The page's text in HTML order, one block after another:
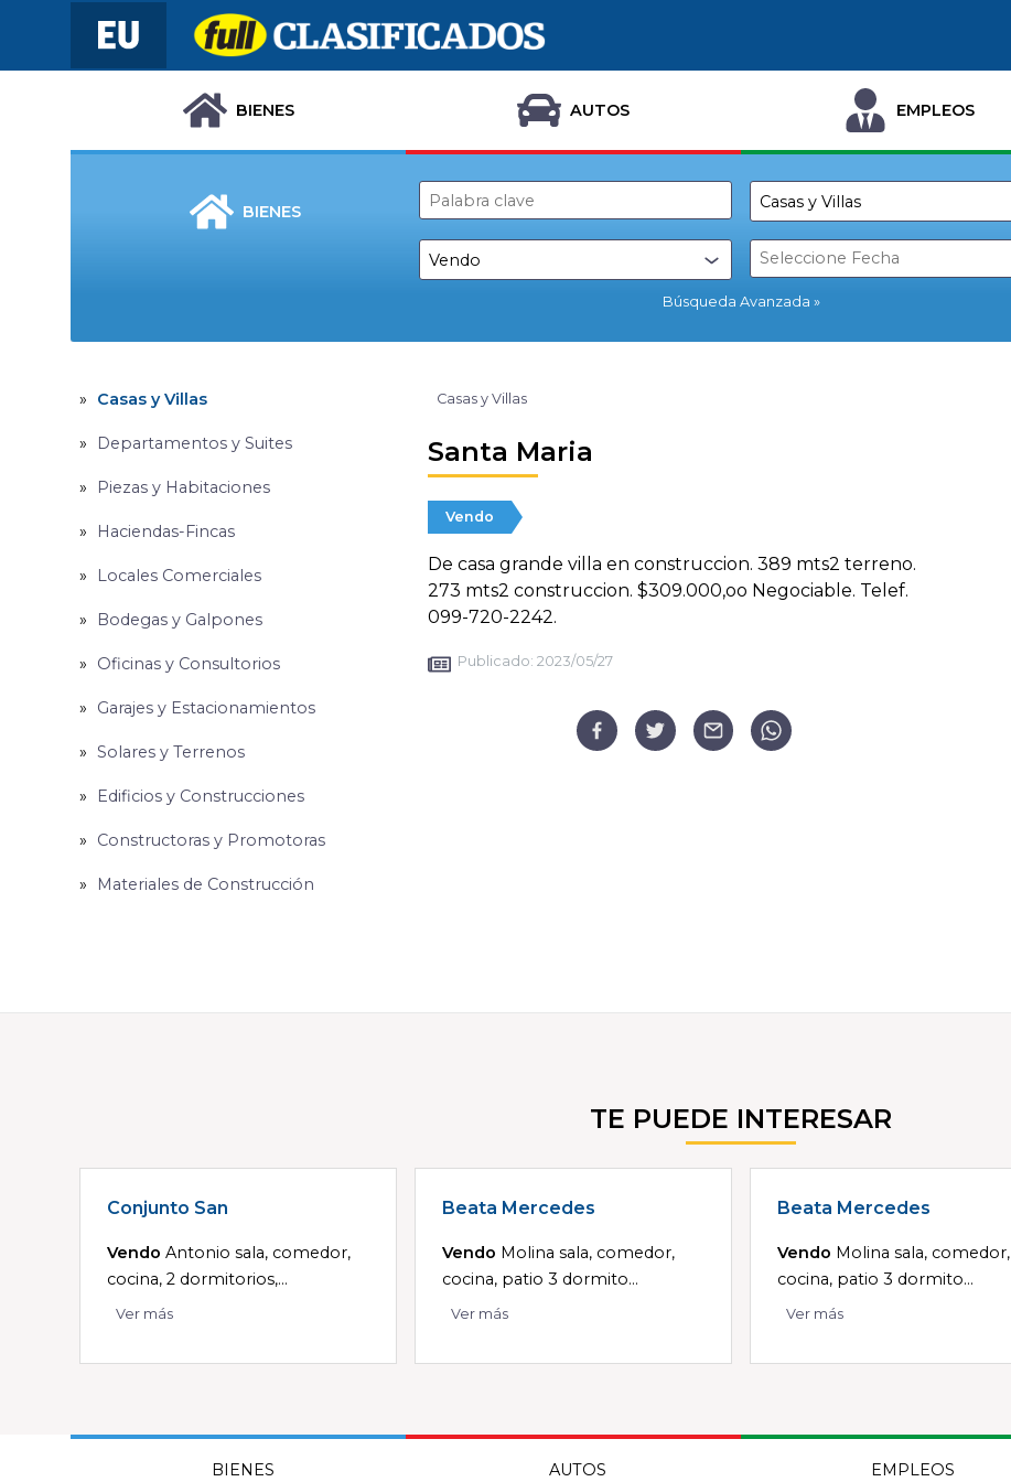
BIENES AUTOS EMPLEOS
BIENES
Búsqueda Avanzada
Casas y Villas
Departamentos y Suites
Piezas y Habitaciones
Haciendas-Fincas
Locales Comerciales
Bodegas y Galpones
Oficinas y Consultorios
Garajes y Estacionamientos
Solares y Terrenos
Edificios y Construcciones
Constructoras y Promotoras
Materiales de Construcción
Casas y Villas
Santa Maria
Vendo
De casa grande villa en construccion. 389 mts2 terreno.
273 mts2 construccion. $309.000,oo Negociable. Telef.
099-720-2242.
Publicado: 2023/05/27
TE PUEDE INTERESAR
Conjunto San
Vendo Antonio sala, comedor,
cocina, 2 dormitorios,...
Ver más
Beata Mercedes
Vendo Molina sala, comedor,
cocina, patio 3 dormito...
Ver más
Beata Mercedes
Vendo Molina sala, comedor,
cocina, patio 3 dormito...
Ver más
BIENES AUTOS EMPLEOS